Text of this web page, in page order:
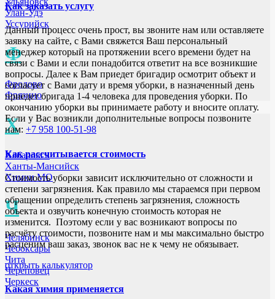
Улан-Удэ
Уссурийск
Ф
Фролово
Фрязино
Х
Хабаровск
Ханты-Мансийск
Химки МО
Ч
Челябинск
Чебоксары
Чита
Череповец
Черкеск
Как заказать услугу
Данный процесс очень прост, вы звоните нам или оставляете
заявку на сайте, с Вами свяжется Ваш персональный
менеджер который на протяжении всего времени будет на
связи с Вами и если понадобится ответит на все возникшие
вопросы. Далее к Вам приедет бригадир осмотрит объект и
согласует с Вами дату и время уборки, в назначенный день
приедет бригада 1-4 человека для проведения уборки. По
окончанию уборки вы принимаете работу и вносите оплату.
Если у Вас возникли дополнительные вопросы позвоните
нам: +7 958 100-51-98
Как рассчитывается стоимость
Стоимость уборки зависит исключительно от сложности и
степени загрязнения. Как правило мы стараемся при первом
обращении определить степень загрязнения, сложность
объекта и озвучить конечную стоимость которая не
изменится. Поэтому если у вас возникают вопросы по
расчёту стоимости, позвоните нам и мы максимально быстро
расценим ваш заказ, звонок вас не к чему не обязывает.
открыть калькулятор
Какая химия применяется